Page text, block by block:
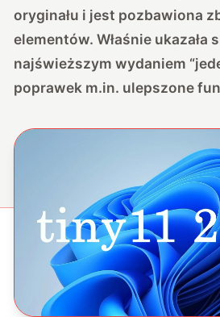
oryginału i jest pozbawiona
elementów. Właśnie ukazała
najświeższym wydaniem
poprawek m.in. ulepszone